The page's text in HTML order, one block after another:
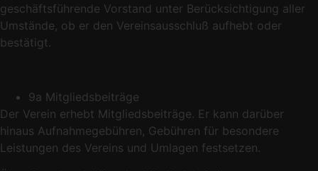
geschäftsführende Vorstand unter Berücksichtigung aller
Umstände, ob er den Vereinsausschluß aufhebt oder
bestätigt.
9a Mitgliedsbeiträge
Der Verein erhebt Mitgliedsbeiträge. Er kann darüber
hinaus Aufnahmegebühren, Gebühren für besondere
Leistungen des Vereins und Umlagen festsetzen.